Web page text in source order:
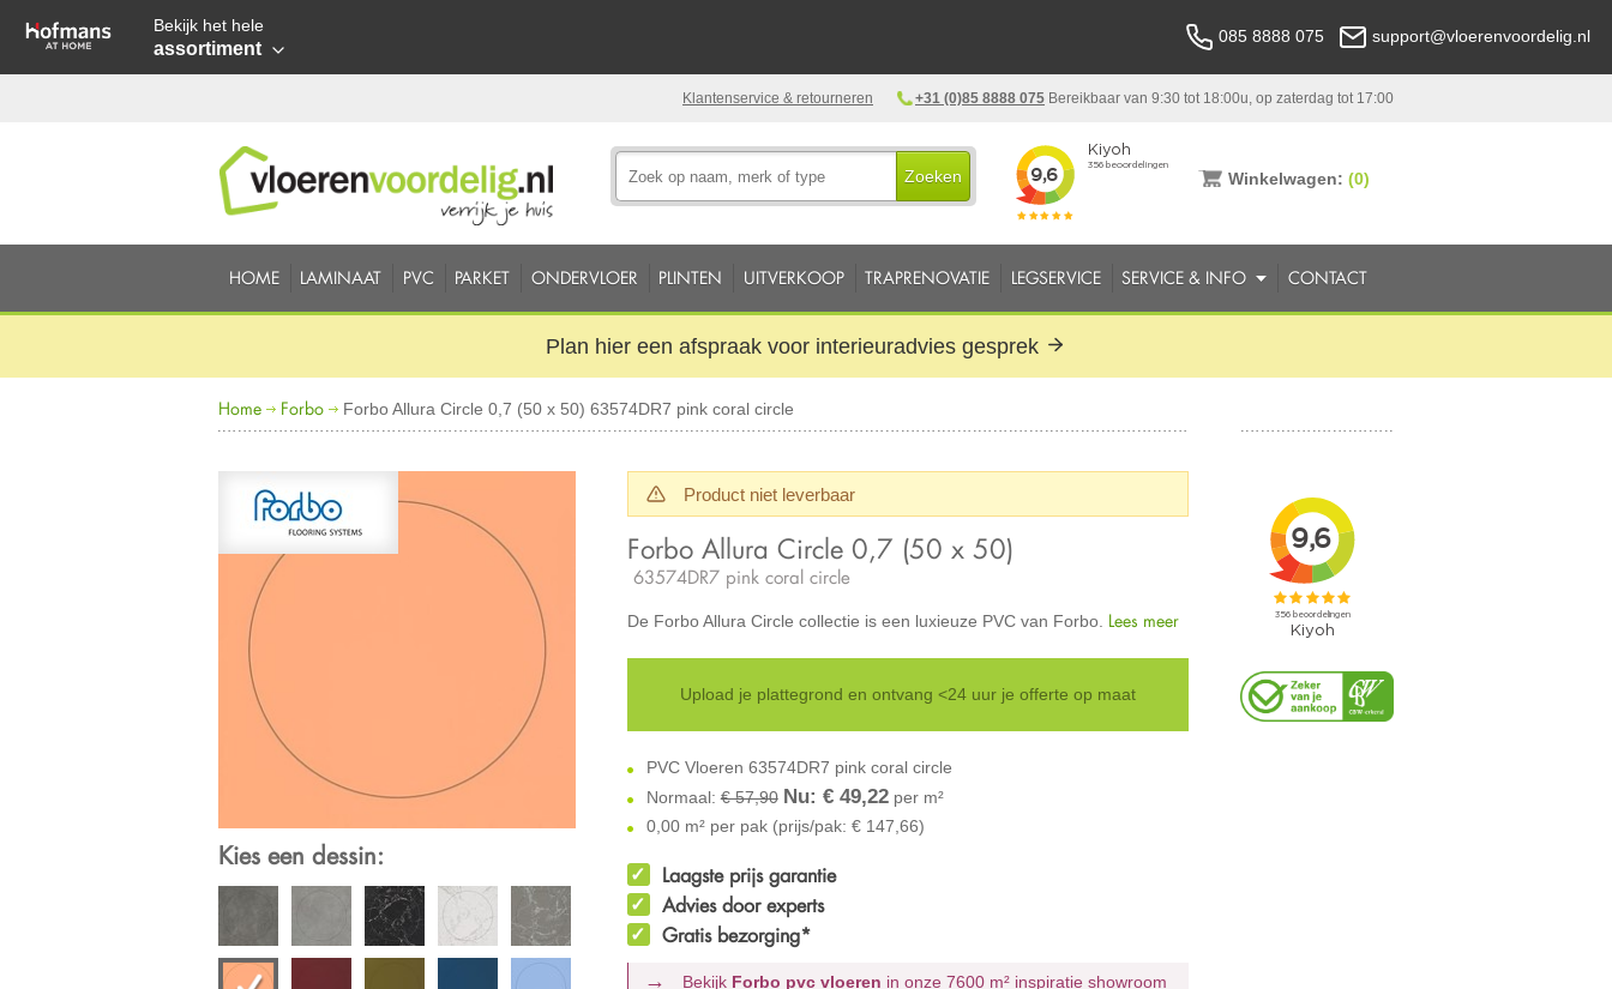
Bekijk het hele
assortiment
085 8888 075 support@vloerenvoordelig.nl
+31 (0)85 8888 075 Bereikbaar van 9:30 tot 18:00u, op zaterdag tot 17:00
Klantenservice & retourneren
Zoeken Winkelwagen: (0)
HOME LAMINAAT PVC PARKET ONDERVLOER PLINTEN UITVERKOOP TRAPRENOVATIE LEGSERVICE SERVICE & INFO CONTACT
Plan hier een afspraak voor interieuradvies gesprek
Home Forbo Forbo Allura Circle 0,7 (50 x 50) 63574DR7 pink coral circle
Kies een dessin:
Product niet leverbaar
Forbo Allura Circle 0,7 (50 x 50)
63574DR7 pink coral circle
De Forbo Allura Circle collectie is een luxieuze PVC van Forbo. Lees meer
Upload je plattegrond en ontvang <24 uur je offerte op maat
PVC Vloeren 63574DR7 pink coral circle
Normaal:€ 57,90 Nu: € 49,22per m²
0,00 m² per pak (prijs/pak: € 147,66)
Laagste prijs garantie
Advies door experts
Gratis bezorging*
Bekijk Forbo pvc vloeren in onze 7600 m² inspiratie showroom